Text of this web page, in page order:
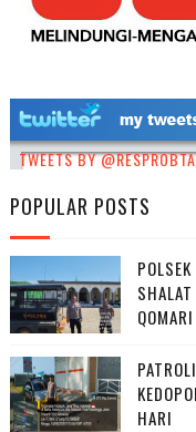
TWEETS BY @RESPROBTA
POPULAR POSTS
QOMARI
HARI